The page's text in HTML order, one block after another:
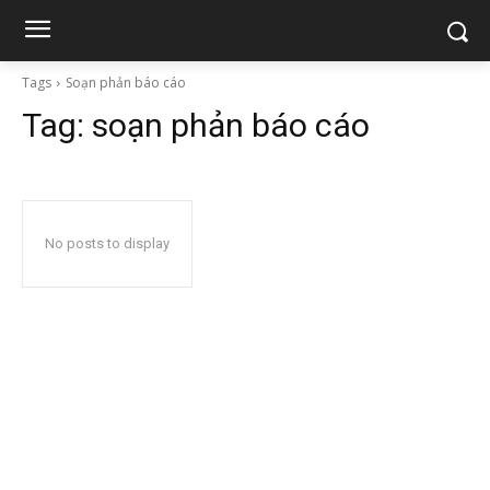
Tags Soạn phản báo cáo
Tag: soạn phản báo cáo
No posts to display